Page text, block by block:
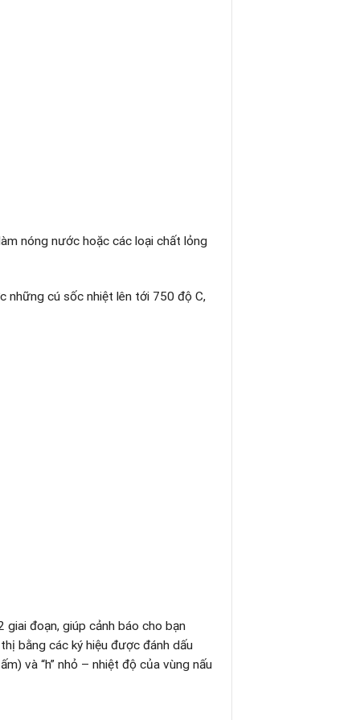
nóng nước hoặc các loại chất lỏng
những cú sốc nhiệt lên tới 750 độ C,
đoạn, giúp cảnh báo cho bạn
bằng các ký hiệu được đánh dấu
và “h” nhỏ – nhiệt độ của vùng nấu